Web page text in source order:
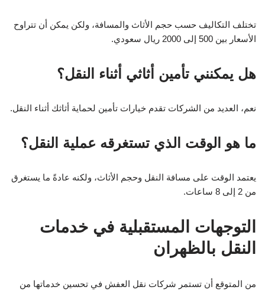
تختلف التكاليف حسب حجم الأثاث والمسافة، ولكن يمكن أن تتراوح
الأسعار بين 500 إلى 2000 ريال سعودي.
هل يمكنني تأمين أثاثي أثناء النقل؟
نعم، العديد من الشركات تقدم خيارات تأمين لحماية أثاثك أثناء النقل.
ما هو الوقت الذي تستغرقه عملية النقل؟
يعتمد الوقت على مسافة النقل وحجم الأثاث، ولكنه عادةً ما يستغرق
من 2 إلى 8 ساعات.
التوجهات المستقبلية في خدمات
النقل بالظهران
من المتوقع أن تستمر شركات نقل العفش في تحسين خدماتها من